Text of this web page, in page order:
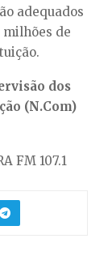
adequados
milhões de
dos
(N.Com)
FM 107.1